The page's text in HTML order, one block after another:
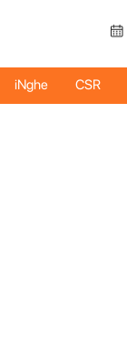
iNghe CSR